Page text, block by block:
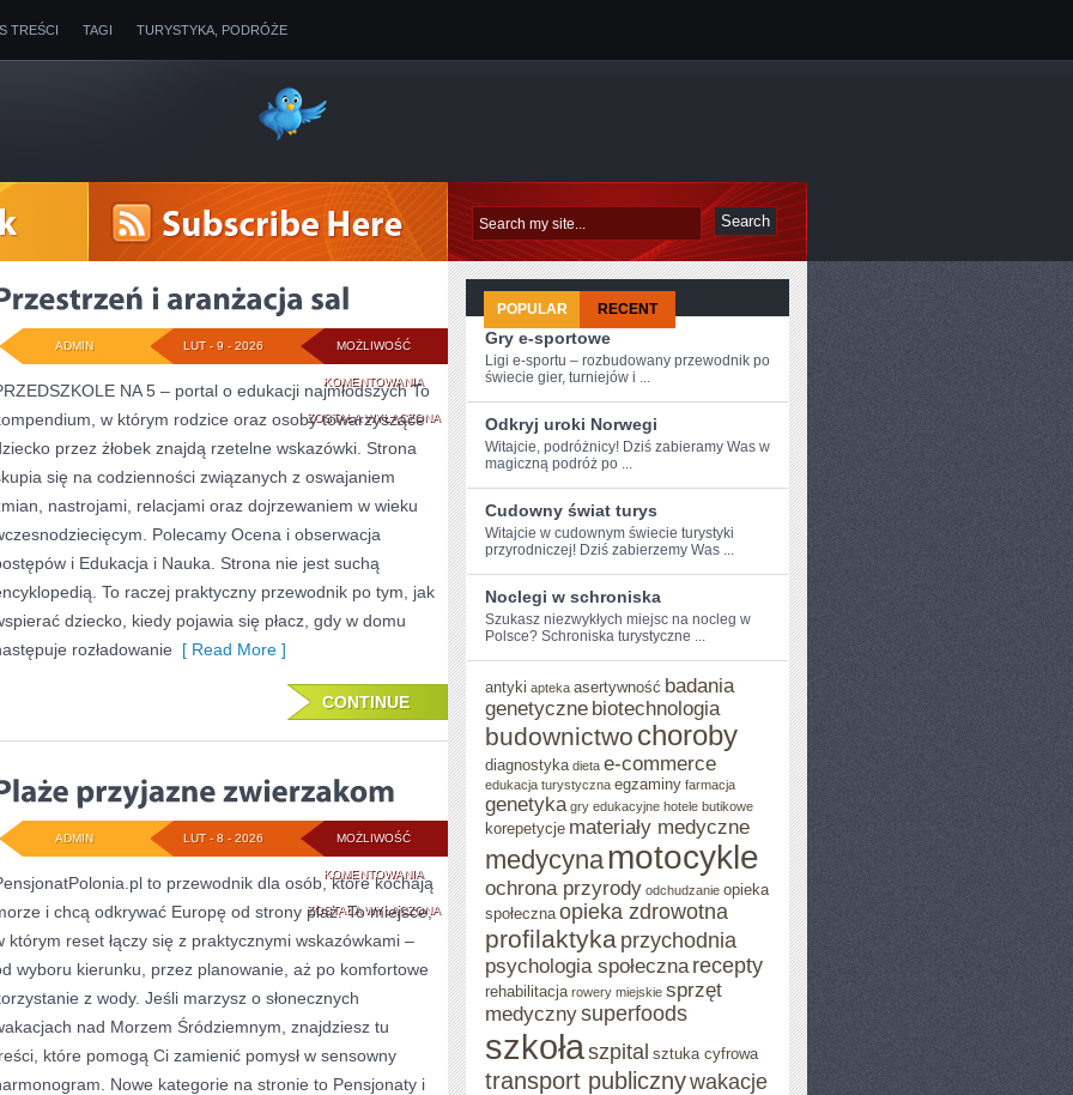
TREŚCI TAGI TURYSTYKA, PODRÓŻE
MOŻLIWOŚĆ
KOMENTOWANIAPRZESTRZEŃ
I
ARANŻACJA
ZOSTAŁA WYŁĄCZONA
LUT - 9 - 2026
ADMIN
NA 5 – portal o edukacji najmłodszych To
w którym rodzice oraz osoby towarzyszące
przez żłobek znajdą rzetelne wskazówki. Strona
się na codzienności związanych z oswajaniem
nastrojami, relacjami oraz dojrzewaniem w wieku
Polecamy Ocena i obserwacja
i Edukacja i Nauka. Strona nie jest suchą
To raczej praktyczny przewodnik po tym, jak
dziecko, kiedy pojawia się płacz, gdy w domu
rozładowanie [ Read More ]
CONTINUE
MOŻLIWOŚĆ
KOMENTOWANIAPLAŻE
PRZYJAZNE
ZWIERZAKOM
ZOSTAŁA WYŁĄCZONA
LUT - 8 - 2026
ADMIN
to przewodnik dla osób, które kochają
i chcą odkrywać Europę od strony plaż. To miejsce,
którym reset łączy się z praktycznymi wskazówkami –
wyboru kierunku, przez planowanie, aż po komfortowe
z wody. Jeśli marzysz o słonecznych
nad Morzem Śródziemnym, znajdziesz tu
które pomogą Ci zamienić pomysł w sensowny
Nowe kategorie na stronie to Pensjonaty i
POPULAR RECENT
Gry e-sportowe
Ligi e-sportu – rozbudowany przewodnik po
świecie gier, turniejów i ...
Odkryj uroki Norwegi
Witajcie, podróżnicy! Dziś ⁤zabieramy Was⁤ w
magiczną podróż po ...
Cudowny świat turys
Witajcie w cudownym świecie turystyki
przyrodniczej! Dziś zabierzemy Was ...
Noclegi w schroniska
Szukasz⁢ niezwykłych miejsc na nocleg w
Polsce? Schroniska ⁢turystyczne ...
antyki apteka asertywność badania
genetyczne biotechnologia
budownictwo choroby
diagnostyka dieta e-commerce
edukacja turystyczna egzaminy farmacja
genetyka gry edukacyjne hotele butikowe
korepetycje materiały medyczne
medycyna motocykle
ochrona przyrody odchudzanie opieka
społeczna opieka zdrowotna
profilaktyka przychodnia
psychologia społeczna recepty
rehabilitacja rowery miejskie sprzęt
medycznysuperfoods
szkołaszpital sztuka cyfrowa
transport publicznywakacje